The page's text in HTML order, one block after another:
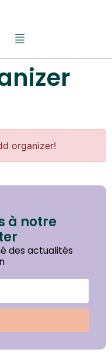
organizer!
à notre
des actualités